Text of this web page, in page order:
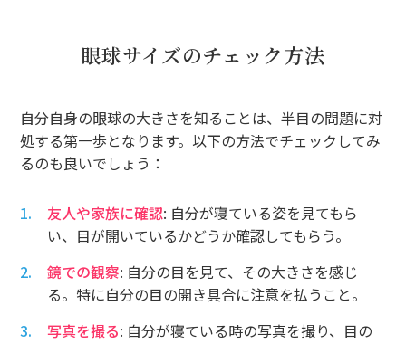
眼球サイズのチェック方法
自分自身の眼球の大きさを知ることは、半目の問題に対
処する第一歩となります。以下の方法でチェックしてみ
るのも良いでしょう：
友人や家族に確認: 自分が寝ている姿を見てもら
い、目が開いているかどうか確認してもらう。
鏡での観察: 自分の目を見て、その大きさを感じ
る。特に自分の目の開き具合に注意を払うこと。
写真を撮る: 自分が寝ている時の写真を撮り、目の